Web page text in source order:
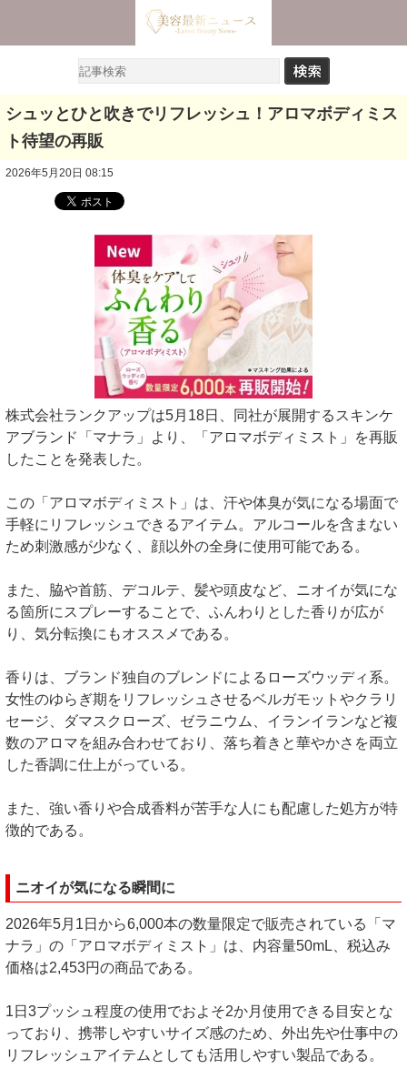
シュッとひと吹きでリフレッシュ！アロマボディミス
ト待望の再販
2026年5月20日 08:15
株式会社ランクアップは5月18日、同社が展開するスキンケ
アブランド「マナラ」より、「アロマボディミスト」を再販
したことを発表した。
この「アロマボディミスト」は、汗や体臭が気になる場面で
手軽にリフレッシュできるアイテム。アルコールを含まない
ため刺激感が少なく、顔以外の全身に使用可能である。
また、脇や首筋、デコルテ、髪や頭皮など、ニオイが気にな
る箇所にスプレーすることで、ふんわりとした香りが広が
り、気分転換にもオススメである。
香りは、ブランド独自のブレンドによるローズウッディ系。
女性のゆらぎ期をリフレッシュさせるベルガモットやクラリ
セージ、ダマスクローズ、ゼラニウム、イランイランなど複
数のアロマを組み合わせており、落ち着きと華やかさを両立
した香調に仕上がっている。
また、強い香りや合成香料が苦手な人にも配慮した処方が特
徴的である。
ニオイが気になる瞬間に
2026年5月1日から6,000本の数量限定で販売されている「マ
ナラ」の「アロマボディミスト」は、内容量50mL、税込み
価格は2,453円の商品である。
1日3プッシュ程度の使用でおよそ2か月使用できる目安とな
っており、携帯しやすいサイズ感のため、外出先や仕事中の
リフレッシュアイテムとしても活用しやすい製品である。